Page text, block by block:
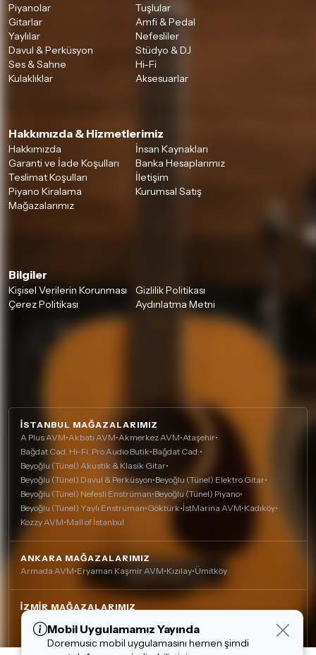
Piyanolar
Tuşlular
Gitarlar
Amfi & Pedal
Yaylılar
Nefesliler
Davul & Perküsyon
Stüdyo & DJ
Ses & Sahne
Hi-Fi
Kulaklıklar
Aksesuarlar
Hakkımızda & Hizmetlerimiz
Hakkımızda
İnsan Kaynakları
Garanti ve İade Koşulları
Banka Hesaplarımız
Teslimat Koşulları
İletişim
Piyano Kiralama
Kurumsal Satış
Mağazalarımız
Bilgiler
Kişisel Verilerin Korunması
Gizlilik Politikası
Çerez Politikası
Aydınlatma Metni
İSTANBUL MAĞAZALARIMIZ
A Plus AVM•Akbatı AVM•Akmerkez AVM•Ataşehir•
Bağdat Cad. Hi-Fi, Pro Audio Butik•Bağdat Cad. •
Beyoğlu (Tünel) Akustik & Klasik Gitar•
Beyoğlu (Tünel) Davul & Perküsyon•Beyoğlu (Tünel) Elektro Gitar•
Beyoğlu (Tünel) Nefesli Enstrüman•Beyoğlu (Tünel) Piyano•
Beyoğlu (Tünel) Yaylı Enstrüman•Göktürk•İstMarina AVM•Kadıköy•
Kozzy AVM•Mall of İstanbul
ANKARA MAĞAZALARIMIZ
Armada AVM•Eryaman Kaşmir AVM•Kızılay•Ümitköy
İZMIR MAĞAZALARIMIZ
Agora AVM
Mavişehir (Karşıyaka)
Çerez Kullanımı
Alışveriş deneyiminizi iyileştirmek için yasal
Mobil Uygulamamız Yayında
Doremusic mobil uygulamasını hemen şimdi